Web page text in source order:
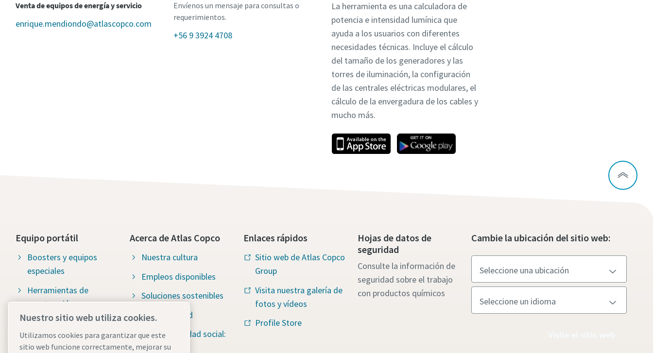
Venta de equipos de energía y servicio
enrique.mendiondo@atlascopco.com
Envíenos un mensaje para consultas o
requerimientos.
+56 9 3924 4708
La herramienta es una calculadora de
potencia e intensidad lumínica que
ayuda a los usuarios con diferentes
necesidades técnicas. Incluye el cálculo
del tamaño de los generadores y las
torres de iluminación, la configuración
de las centrales eléctricas modulares, el
cálculo de la envergadura de los cables y
mucho más.
Equipo portátil
Boosters y equipos
especiales
Herramientas de
construcción
Bombas de drenaje
Sistemas de
Acerca de Atlas Copco
Nuestra cultura
Empleos disponibles
Soluciones sostenibles
Sostenibilidad
Responsabilidad social:
Water for All
Enlaces rápidos
Sitio web de Atlas Copco
Group
Visita nuestra galería de
fotos y vídeos
Profile Store
Hojas de datos de
seguridad
Consulte la información de
seguridad sobre el trabajo
con productos químicos
Cambie la ubicación del sitio web:
Nuestro sitio web utiliza cookies.
Utilizamos cookies para garantizar que este
sitio web funcione correctamente, mejorar su